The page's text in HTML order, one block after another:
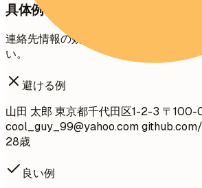
具体例
連絡先情報の効果的なフォーマットの
い。
避ける例
山田 太郎 東京都千代田区1-2-3 〒100-
cool_guy_99@yahoo.comgithub.com/
28歳
良い例